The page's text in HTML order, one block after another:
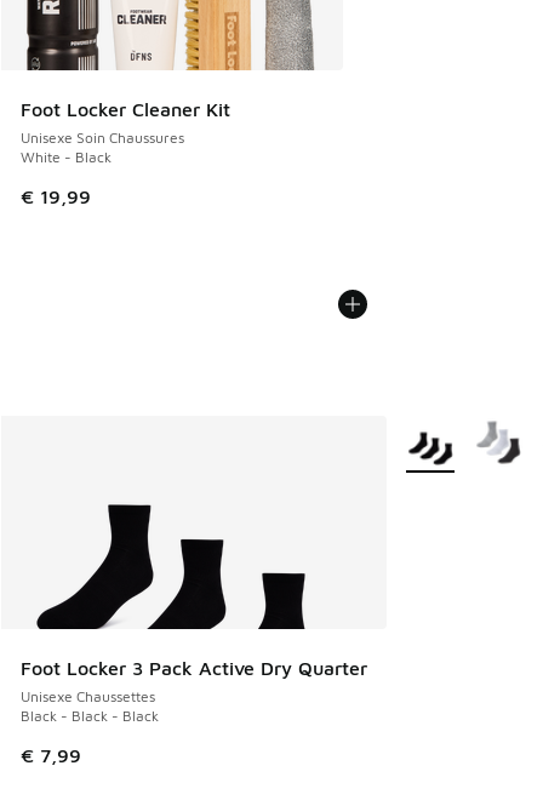
Foot Locker Cleaner Kit
Unisexe Soin Chaussures
White - Black
€ 19,99
Foot Locker 3 Pack Active Dry Quarter
Unisexe Chaussettes
Black - Black - Black
€ 7,99
Plus de couleurs